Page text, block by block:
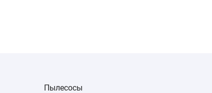
Пылесосы